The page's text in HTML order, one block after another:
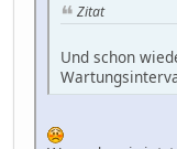
Zitat
Und schon